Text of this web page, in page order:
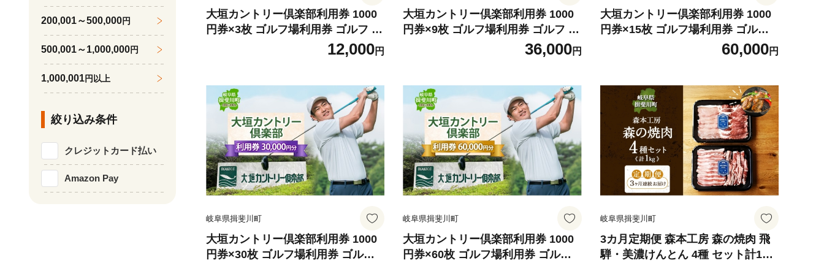
大垣カントリー倶楽部利用券 1000
円券×3枚 ゴルフ場利用券 ゴルフ ゴ
ルフクラブ 倶楽部 利用チケット チ
ケット 利用券 コース コースレイア
レゼント 送料無料 岐阜県 揖斐川町
12,000円
大垣カントリー倶楽部利用券 1000
円券×9枚 ゴルフ場利用券 ゴルフ ゴ
ルフクラブ 倶楽部 利用チケット チ
ケット 利用券 コース コースレイア
レゼント 送料無料 岐阜県 揖斐川町
36,000円
大垣カントリー倶楽部利用券 1000
円券×15枚 ゴルフ場利用券 ゴルフ
ゴルフクラブ 倶楽部 利用チケット
チケット 利用券 コース コースレイ
プレゼント 送料無料 岐阜県 揖斐川
60,000円
岐阜県揖斐川町
大垣カントリー倶楽部利用券 1000
円券×30枚 ゴルフ場利用券 ゴルフ
岐阜県揖斐川町
大垣カントリー倶楽部利用券 1000
円券×60枚 ゴルフ場利用券 ゴルフ
岐阜県揖斐川町
3カ月定期便 森本工房 森の焼肉 飛
騨・美濃けんとん 4種 セット計1kg
200,001～500,000円
500,001～1,000,000円
1,000,001円以上
絞り込み条件
クレジットカード払い
Amazon Pay